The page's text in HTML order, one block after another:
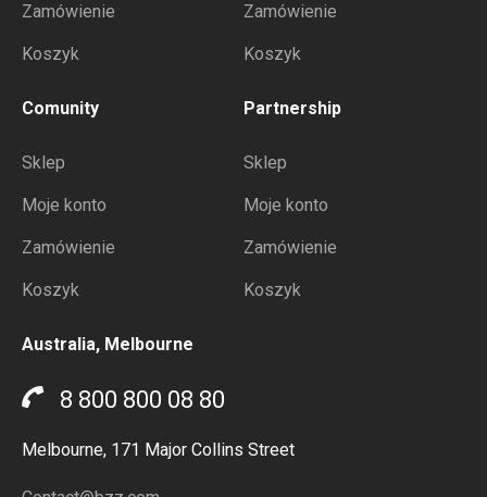
Zamówienie
Koszyk
Zamówienie
Koszyk
Comunity
Sklep
Moje konto
Zamówienie
Koszyk
Partnership
Sklep
Moje konto
Zamówienie
Koszyk
Australia, Melbourne
8 800 800 08 80
Melbourne, 171 Major Collins Street